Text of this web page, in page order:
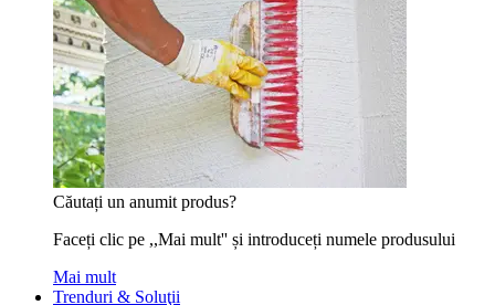
Căutați un anumit produs?
Faceți clic pe ,,Mai mult'' și introduceți numele produsului
Mai mult
Trenduri & Soluţii